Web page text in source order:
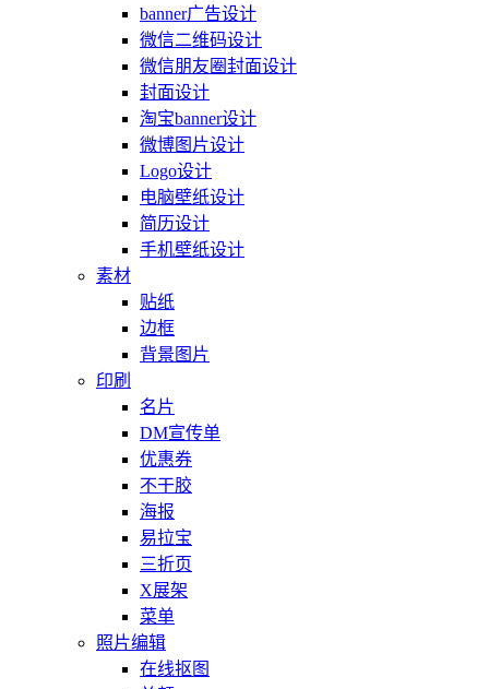
banner广告设计
微信二维码设计
微信朋友圈封面设计
封面设计
淘宝banner设计
微博图片设计
Logo设计
电脑壁纸设计
简历设计
手机壁纸设计
素材
贴纸
边框
背景图片
印刷
名片
DM宣传单
优惠券
不干胶
海报
易拉宝
三折页
X展架
菜单
照片编辑
在线抠图